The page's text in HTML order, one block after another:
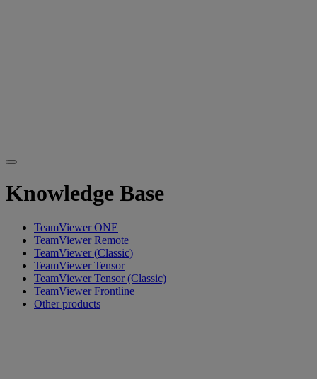
Knowledge Base
TeamViewer ONE
TeamViewer Remote
TeamViewer (Classic)
TeamViewer Tensor
TeamViewer Tensor (Classic)
TeamViewer Frontline
Other products